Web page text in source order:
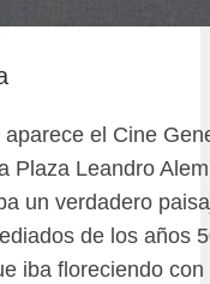
el Cine
Plaza Leandro
un verdadero
de los años
iba floreciendo